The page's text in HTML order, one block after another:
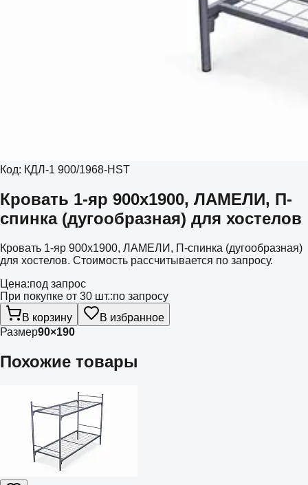
Код: КДЛ-1 900/1968-HST
Кровать 1-яр 900х1900, ЛАМЕЛИ, П-
спинка (дугообразная) для хостелов
Кровать 1-яр 900х1900, ЛАМЕЛИ, П-спинка (дугообразная)
для хостелов. Стоимость рассчитывается по запросу.
Цена:под запрос
При покупке от 30 шт.:по запросу
В корзину
В избранное
Размер90×190
Похожие товары